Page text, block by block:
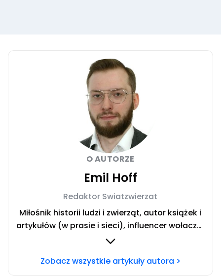
O AUTORZE
Emil Hoff
Redaktor Swiatzwierzat
Miłośnik historii ludzi i zwierząt, autor książek i
artykułów (w prasie i sieci), influencer wołacza.
Redaktor swiatzwierzat.pl. Team koty. Chcesz
do mnie wiadomość na mail:
Zobacz wszystkie artykuły autora >